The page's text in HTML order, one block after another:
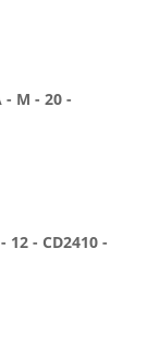
- M - 20 -
12 - CD2410 -